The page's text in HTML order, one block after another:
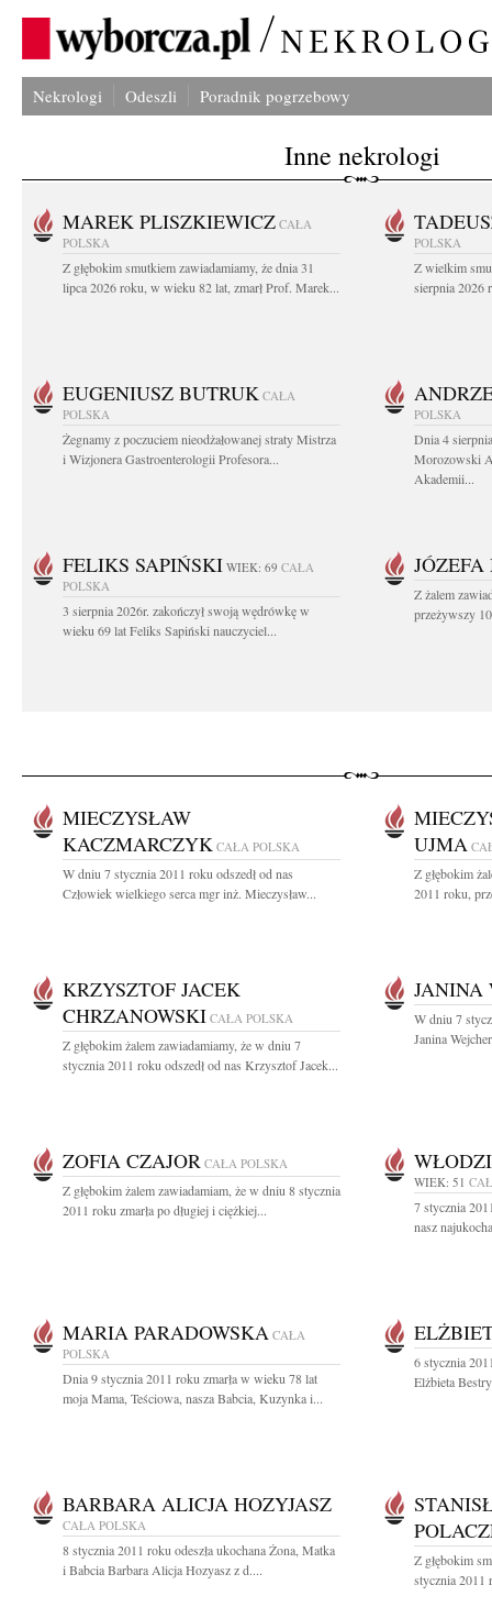
Nekrologi Odeszli Poradnik pogrzebowy
Inne nekrologi
MAREK PLISZKIEWICZ CAŁA
POLSKA
Z głębokim smutkiem zawiadamiamy, że dnia 31
lipca 2026 roku, w wieku 82 lat, zmarł Prof. Marek...
POLSKA
Z wielkim
sierpnia 2026
EUGENIUSZ BUTRUK CAŁA
POLSKA
Żegnamy z poczuciem nieodżałowanej straty Mistrza
i Wizjonera Gastroenterologii Profesora...
POLSKA
Dnia 4
Morozowski
Akademii...
FELIKS SAPIŃSKI WIEK: 69 CAŁA
POLSKA
3 sierpnia 2026r. zakończył swoją wędrówkę w
wieku 69 lat Feliks Sapiński nauczyciel...
Z żalem
przeżywszy
MIECZYSŁAW
KACZMARCZYK CAŁA POLSKA
W dniu 7 stycznia 2011 roku odszedł od nas
Człowiek wielkiego serca mgr inż. Mieczysław...
UJMA
Z głębokim
2011 roku,
KRZYSZTOF JACEK
CHRZANOWSKI CAŁA POLSKA
Z głębokim żalem zawiadamiamy, że w dniu 7
stycznia 2011 roku odszedł od nas Krzysztof Jacek...
JANINA
W dniu 7
Janina
ZOFIA CZAJOR CAŁA POLSKA
Z głębokim żalem zawiadamiam, że w dniu 8 stycznia
2011 roku zmarła po długiej i ciężkiej...
WIEK: 51
7 stycznia
nasz
MARIA PARADOWSKA CAŁA
POLSKA
Dnia 9 stycznia 2011 roku zmarła w wieku 78 lat
moja Mama, Teściowa, nasza Babcia, Kuzynka i...
6 stycznia
Elżbieta
BARBARA ALICJA HOZYJASZ
CAŁA POLSKA
8 stycznia 2011 roku odeszła ukochana Żona, Matka
i Babcia Barbara Alicja Hozyasz z d....
Z głębokim
stycznia 2011